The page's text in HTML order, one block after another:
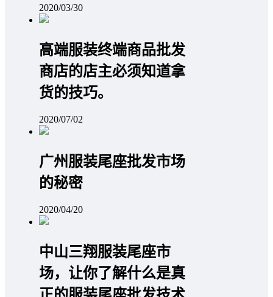
2020/03/30
高端服装终端商品批发
商店的店主必须知道拿
货的技巧。
2020/07/02
广州服装尾座批发市场
的秘密
2020/04/20
中山三翔服装尾座市
场，让你了解什么是真